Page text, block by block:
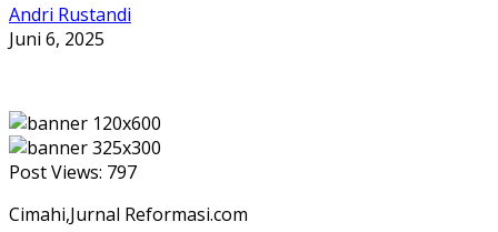
Andri Rustandi
Juni 6, 2025
Post Views: 797
Cimahi,Jurnal Reformasi.com